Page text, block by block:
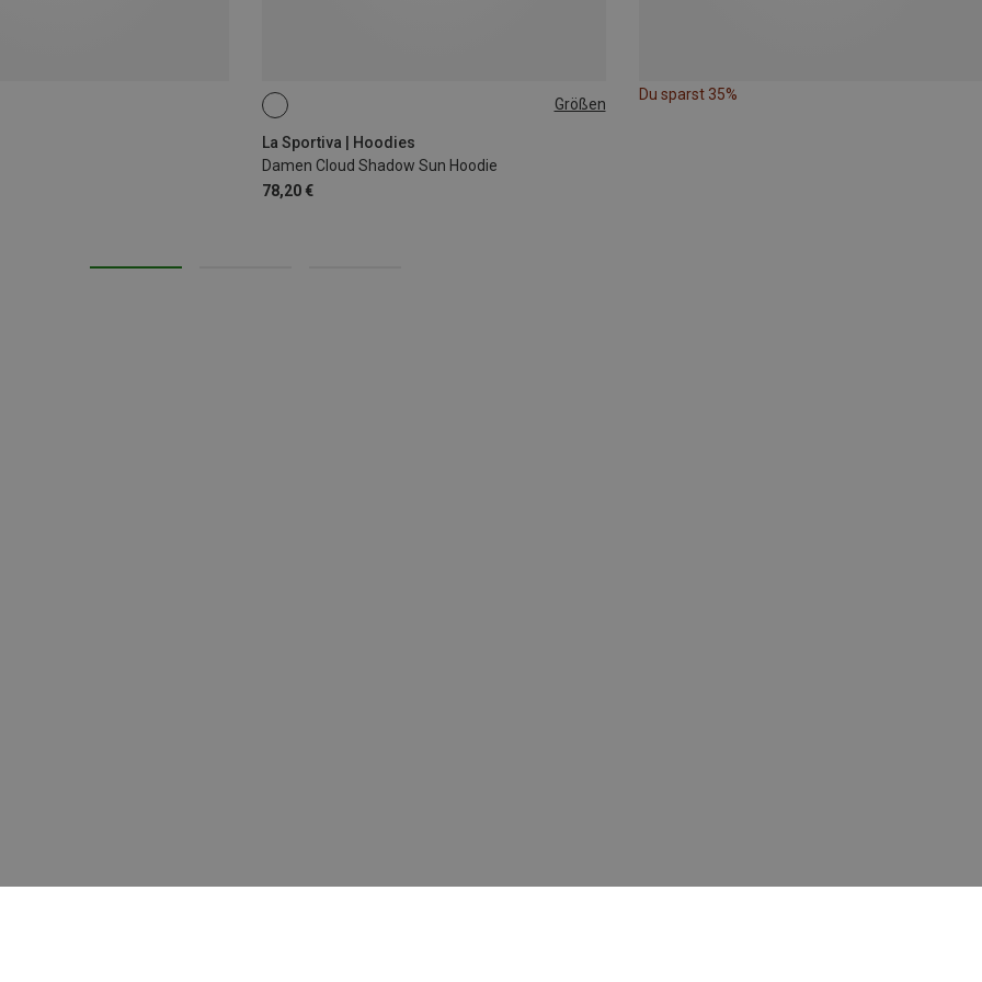
Größen
La Sportiva | Hoodies
Damen Cloud Shadow Sun Hoodie
78,20 €
XS
Du sparst 35%